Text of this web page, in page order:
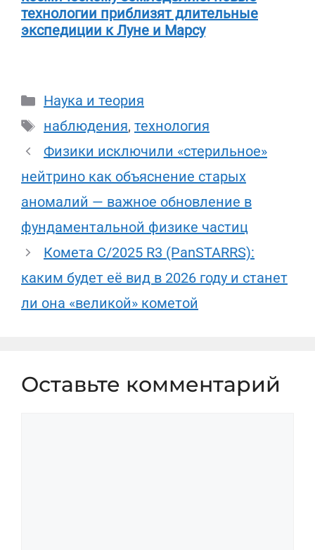
технологии приблизят длительные
экспедиции к Луне и Марсу
Рубрики
Наука и теория
Метки
наблюдения, технология
Физики исключили «стерильное»
нейтрино как объяснение старых
аномалий — важное обновление в
фундаментальной физике частиц
Комета C/2025 R3 (PanSTARRS):
каким будет её вид в 2026 году и станет
ли она «великой» кометой
Оставьте комментарий